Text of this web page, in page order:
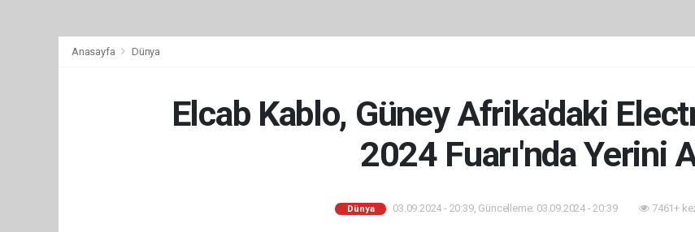
Anasayfa Dünya
Elcab Kablo, Güney Afrika'daki
2024 Fuarı'nda Yerini
Dünya 03.09.2024 - 20:39, Güncelleme: 03.09.2024 - 20:39 7461+